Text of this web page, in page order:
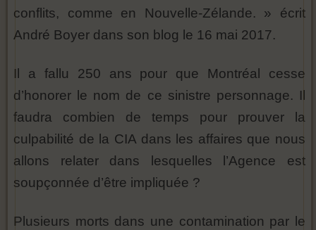
conflits, comme en Nouvelle-Zélande. » écrit
André Boyer dans son blog le 16 mai 2017.
Il a fallu 250 ans pour que Montréal cesse
d’honorer le nom de ce sinistre personnage. Il
faudra combien de temps pour prouver la
culpabilité de la CIA dans les affaires que nous
allons relater dans lesquelles l’Agence est
soupçonnée d’être impliquée ?
Plusieurs morts dans une contamination par le